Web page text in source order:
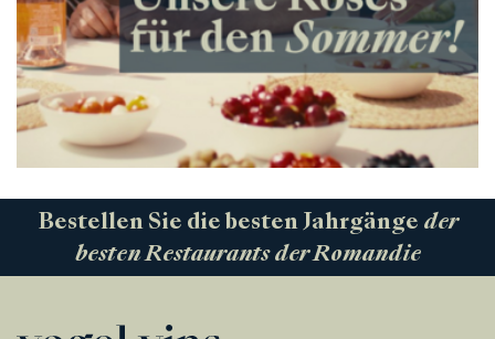
Bestellen Sie die besten Jahrgänge der
besten Restaurants der Romandie